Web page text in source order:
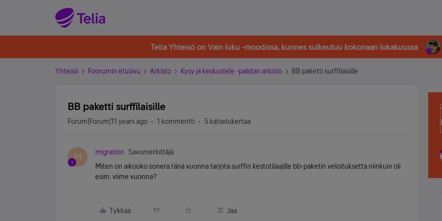
Telia Yhteisö on Vain luku -moodissa, kunnes sulkeutuu kokonaan lokakuussa
Yhteisö Foorumin etusivu Arkisto Kysy ja keskustele -palstan arkisto BB paketti surffilaisille
BB paketti surffilaisille
Forum|Forum|11 years ago 1 kommentti 5 katselukertaa
M migration
Savumerkittäjä
Miten on aikooko sonera tänä vuonna tarjota surffin kestotilaajille bb-paketin veloituksetta niinkuin oli
esim. viime vuonna?
Tykkää Jaa